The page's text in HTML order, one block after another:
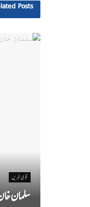
Posts
قومی خبریں
سلمان